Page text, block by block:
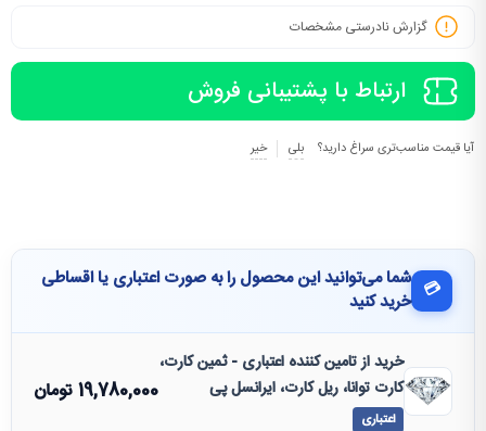
گزارش نادرستی مشخصات
ارتباط با پشتیبانی فروش
آیا قیمت مناسب‌تری سراغ دارید؟ بلی خیر
💳 شما می‌توانید این محصول را به صورت اعتباری یا اقساطی
خرید کنید
خرید از تامین کننده اعتباری - ثمین کارت،
کارت توانا، ریل کارت، ایرانسل پی
اعتباری
19,780,000تومان